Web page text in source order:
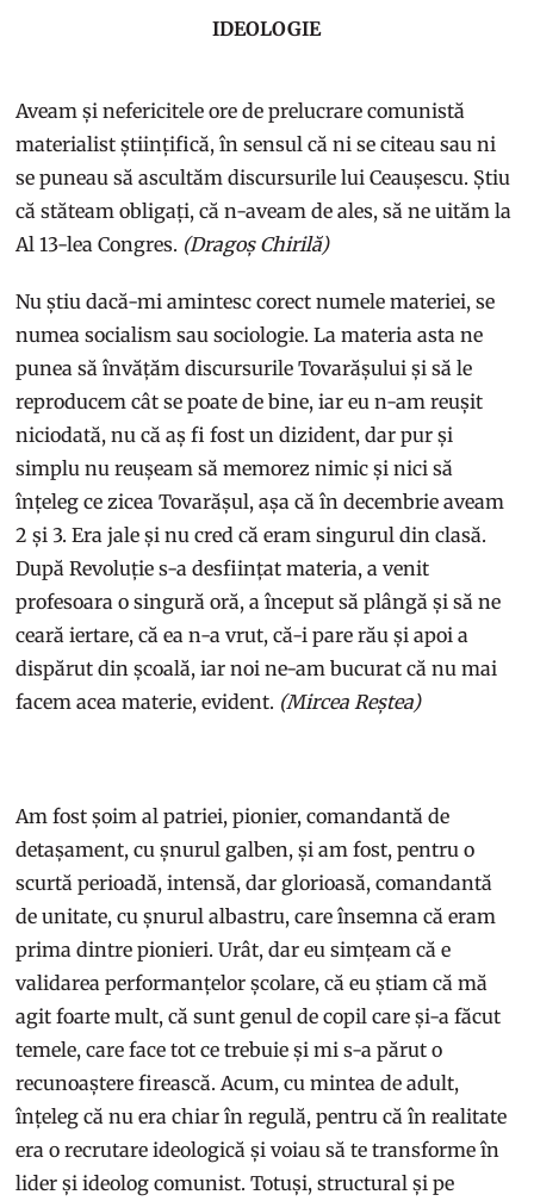
IDEOLOGIE
Aveam și nefericitele ore de prelucrare comunistă
materialist științifică, în sensul că ni se citeau sau ni
se puneau să ascultăm discursurile lui Ceaușescu. Știu
că stăteam obligați, că n-aveam de ales, să ne uităm la
Al 13-lea Congres. (Dragoș Chirilă)
Nu știu dacă-mi amintesc corect numele materiei, se
numea socialism sau sociologie. La materia asta ne
punea să învățăm discursurile Tovarășului și să le
reproducem cât se poate de bine, iar eu n-am reușit
niciodată, nu că aș fi fost un dizident, dar pur și
simplu nu reușeam să memorez nimic și nici să
înțeleg ce zicea Tovarășul, așa că în decembrie aveam
2 și 3. Era jale și nu cred că eram singurul din clasă.
După Revoluție s-a desființat materia, a venit
profesoara o singură oră, a început să plângă și să ne
ceară iertare, că ea n-a vrut, că-i pare rău și apoi a
dispărut din școală, iar noi ne-am bucurat că nu mai
facem acea materie, evident. (Mircea Reștea)
Am fost șoim al patriei, pionier, comandantă de
detașament, cu șnurul galben, și am fost, pentru o
scurtă perioadă, intensă, dar glorioasă, comandantă
de unitate, cu șnurul albastru, care însemna că eram
prima dintre pionieri. Urât, dar eu simțeam că e
validarea performanțelor școlare, că eu știam că mă
agit foarte mult, că sunt genul de copil care și-a făcut
temele, care face tot ce trebuie și mi s-a părut o
recunoaștere firească. Acum, cu mintea de adult,
înțeleg că nu era chiar în regulă, pentru că în realitate
era o recrutare ideologică și voiau să te transforme în
lider și ideolog comunist. Totuși, structural și pe